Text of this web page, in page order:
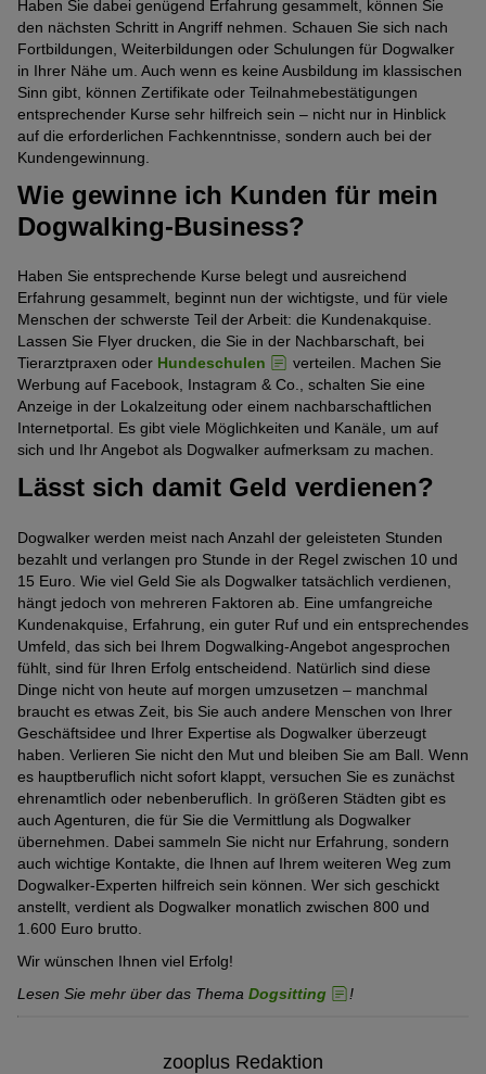
Haben Sie dabei genügend Erfahrung gesammelt, können Sie
den nächsten Schritt in Angriff nehmen. Schauen Sie sich nach
Fortbildungen, Weiterbildungen oder Schulungen für Dogwalker
in Ihrer Nähe um. Auch wenn es keine Ausbildung im klassischen
Sinn gibt, können Zertifikate oder Teilnahmebestätigungen
entsprechender Kurse sehr hilfreich sein – nicht nur in Hinblick
auf die erforderlichen Fachkenntnisse, sondern auch bei der
Kundengewinnung.
Wie gewinne ich Kunden für mein
Dogwalking-Business?
Haben Sie entsprechende Kurse belegt und ausreichend
Erfahrung gesammelt, beginnt nun der wichtigste, und für viele
Menschen der schwerste Teil der Arbeit: die Kundenakquise.
Lassen Sie Flyer drucken, die Sie in der Nachbarschaft, bei
Tierarztpraxen oder Hundeschulen
verteilen. Machen Sie
Werbung auf Facebook, Instagram & Co., schalten Sie eine
Anzeige in der Lokalzeitung oder einem nachbarschaftlichen
Internetportal. Es gibt viele Möglichkeiten und Kanäle, um auf
sich und Ihr Angebot als Dogwalker aufmerksam zu machen.
Lässt sich damit Geld verdienen?
Dogwalker werden meist nach Anzahl der geleisteten Stunden
bezahlt und verlangen pro Stunde in der Regel zwischen 10 und
15 Euro. Wie viel Geld Sie als Dogwalker tatsächlich verdienen,
hängt jedoch von mehreren Faktoren ab. Eine umfangreiche
Kundenakquise, Erfahrung, ein guter Ruf und ein entsprechendes
Umfeld, das sich bei Ihrem Dogwalking-Angebot angesprochen
fühlt, sind für Ihren Erfolg entscheidend. Natürlich sind diese
Dinge nicht von heute auf morgen umzusetzen – manchmal
braucht es etwas Zeit, bis Sie auch andere Menschen von Ihrer
Geschäftsidee und Ihrer Expertise als Dogwalker überzeugt
haben. Verlieren Sie nicht den Mut und bleiben Sie am Ball. Wenn
es hauptberuflich nicht sofort klappt, versuchen Sie es zunächst
ehrenamtlich oder nebenberuflich. In größeren Städten gibt es
auch Agenturen, die für Sie die Vermittlung als Dogwalker
übernehmen. Dabei sammeln Sie nicht nur Erfahrung, sondern
auch wichtige Kontakte, die Ihnen auf Ihrem weiteren Weg zum
Dogwalker-Experten hilfreich sein können. Wer sich geschickt
anstellt, verdient als Dogwalker monatlich zwischen 800 und
1.600 Euro brutto.
Wir wünschen Ihnen viel Erfolg!
Lesen Sie mehr über das Thema Dogsitting !
zooplus Redaktion